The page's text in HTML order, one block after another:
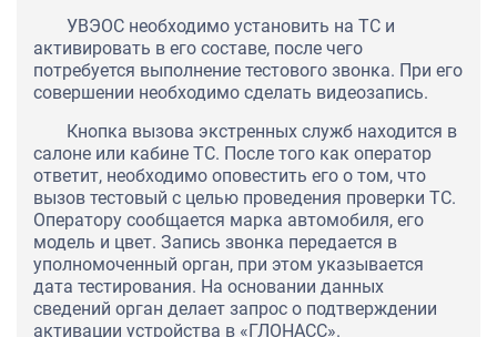
УВЭОС необходимо установить на ТС и
активировать в его составе, после чего
потребуется выполнение тестового звонка. При его
совершении необходимо сделать видеозапись.
Кнопка вызова экстренных служб находится в
салоне или кабине ТС. После того как оператор
ответит, необходимо оповестить его о том, что
вызов тестовый с целью проведения проверки ТС.
Оператору сообщается марка автомобиля, его
модель и цвет. Запись звонка передается в
уполномоченный орган, при этом указывается
дата тестирования. На основании данных
сведений орган делает запрос о подтверждении
активации устройства в «ГЛОНАСС».